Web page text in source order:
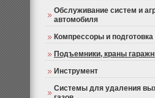
Обслуживание систем и
автомобиля
Компрессоры и подготовка
Подъемники, краны
Инструмент
Системы для удаления